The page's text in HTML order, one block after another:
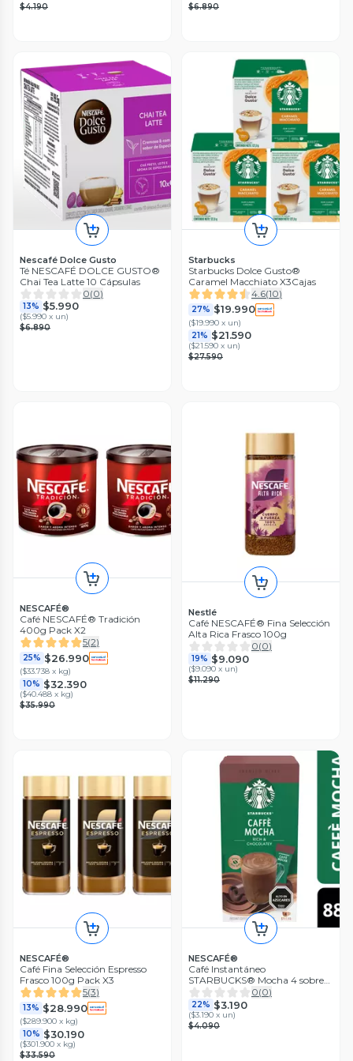
$4.190
$6.890
Nescafé Dolce Gusto
Té NESCAFÉ DOLCE GUSTO®
Chai Tea Latte 10 Cápsulas
0(0)
13% $5.990
($5.990 x un)
$6.890
Starbucks
Starbucks Dolce Gusto®
Caramel Macchiato X3Cajas
4.6(10)
27% $19.990
($19.990 x un)
21% $21.590
($21.590 x un)
$27.590
NESCAFÉ®
Café NESCAFÉ® Tradición
400g Pack X2
5(2)
25% $26.990
($33.738 x kg)
10% $32.390
($40.488 x kg)
$35.990
Nestlé
Café NESCAFÉ® Fina Selección
Alta Rica Frasco 100g
0(0)
19% $9.090
($9.090 x un)
$11.290
NESCAFÉ®
Café Fina Selección Espresso
Frasco 100g Pack X3
5(3)
13% $28.990
($289.900 x kg)
10% $30.190
($301.900 x kg)
$33.590
NESCAFÉ®
Café Instantáneo
STARBUCKS® Mocha 4 sobres
(4x22g)
0(0)
22% $3.190
($3.190 x un)
$4.090